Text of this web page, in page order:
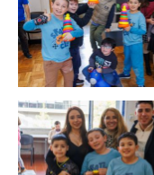
Zoom